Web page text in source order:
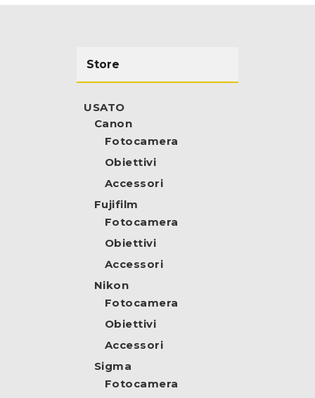
Store
USATO
Canon
Fotocamera
Obiettivi
Accessori
Fujifilm
Fotocamera
Obiettivi
Accessori
Nikon
Fotocamera
Obiettivi
Accessori
Sigma
Fotocamera